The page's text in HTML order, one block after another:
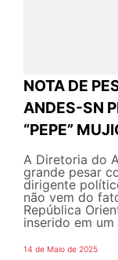
NOTA DE
ANDES-SN
“PEPE”
A Diretoria do
grande pesar
dirigente
não vem do
República
inserido em
14 de Maio de 2025